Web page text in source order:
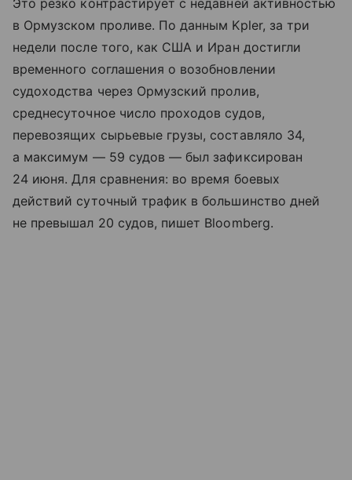
Это резко контрастирует с недавней активностью
в Ормузском проливе. По данным Kpler, за три
недели после того, как США и Иран достигли
временного соглашения о возобновлении
судоходства через Ормузский пролив,
среднесуточное число проходов судов,
перевозящих сырьевые грузы, составляло 34,
а максимум — 59 судов — был зафиксирован
24 июня. Для сравнения: во время боевых
действий суточный трафик в большинство дней
не превышал 20 судов, пишет Bloomberg.